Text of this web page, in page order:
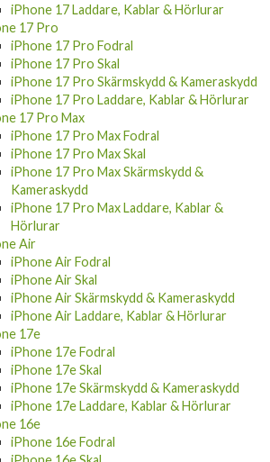
iPhone 17 Laddare, Kablar & Hörlurar
17 Pro
iPhone 17 Pro Fodral
iPhone 17 Pro Skal
iPhone 17 Pro Skärmskydd & Kameraskydd
iPhone 17 Pro Laddare, Kablar & Hörlurar
17 Pro Max
iPhone 17 Pro Max Fodral
iPhone 17 Pro Max Skal
iPhone 17 Pro Max Skärmskydd &
Kameraskydd
iPhone 17 Pro Max Laddare, Kablar &
Hörlurar
Air
iPhone Air Fodral
iPhone Air Skal
iPhone Air Skärmskydd & Kameraskydd
iPhone Air Laddare, Kablar & Hörlurar
17e
iPhone 17e Fodral
iPhone 17e Skal
iPhone 17e Skärmskydd & Kameraskydd
iPhone 17e Laddare, Kablar & Hörlurar
16e
iPhone 16e Fodral